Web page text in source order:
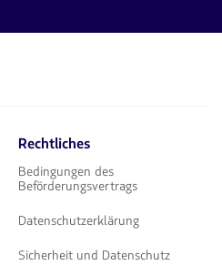
Rechtliches
Bedingungen des
Beförderungsvertrags
Datenschutzerklärung
Sicherheit und Datenschutz